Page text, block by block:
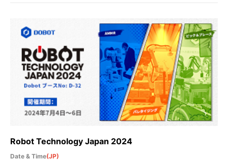
Robot Technology Japan 2024
Date & Time(JP)